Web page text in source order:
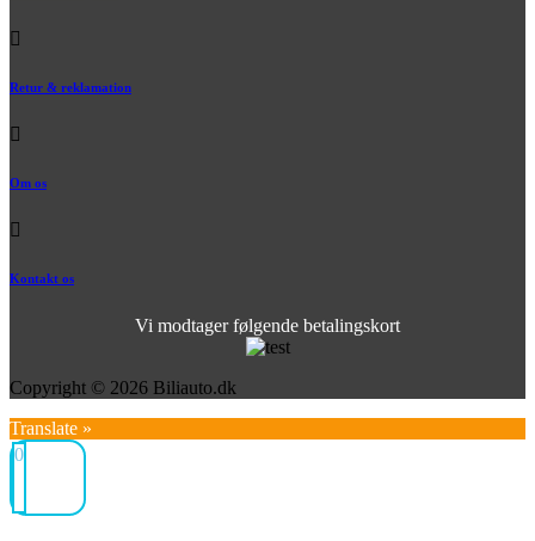
Retur & reklamation
Om os
Kontakt os
Vi modtager følgende betalingskort
Copyright © 2026 Biliauto.dk
Translate »
0